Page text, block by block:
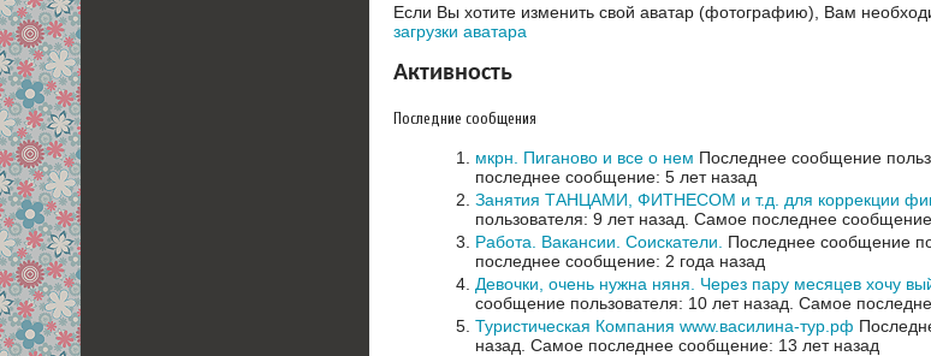
Если Вы хотите изменить свой аватар (фотографию), Вам
загрузки аватара
Активность
Последние сообщения
мкрн. Пиганово и все о нем Последнее сообщение
последнее сообщение: 5 лет назад
Занятия ТАНЦАМИ, ФИТНЕСОМ и т.д. для коррекции
пользователя: 9 лет назад. Самое последнее
Работа. Вакансии. Соискатели.
Последнее сообщение
последнее сообщение: 2 года назад
Девочки, очень нужна няня. Через пару месяцев хочу
сообщение пользователя: 10 лет назад. Самое
Туристическая Компания www.василина-тур.рф
назад. Самое последнее сообщение: 13 лет назад